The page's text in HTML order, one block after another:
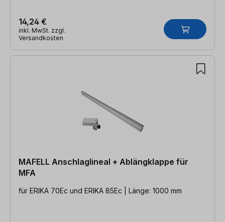
14,24 €
inkl. MwSt. zzgl.
Versandkosten
MAFELL Anschlaglineal + Ablängklappe für
MFA
für ERIKA 70Ec und ERIKA 85Ec | Länge: 1000 mm